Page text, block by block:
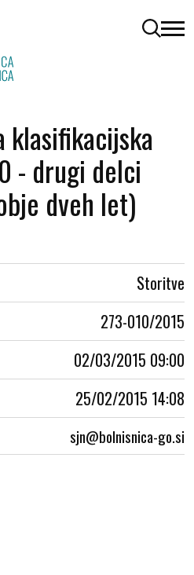
odpri
klasifikacijska
- drugi delci
dveh let)
Storitve
273-010/2015
02/03/2015 09:00
25/02/2015 14:08